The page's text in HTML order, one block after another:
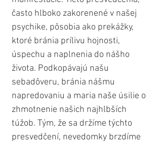
často hlboko zakorenené v našej
psychike, pôsobia ako prekážky,
ktoré bránia prílivu hojnosti,
úspechu a naplnenia do nášho
života. Podkopávajú našu
sebadôveru, bránia nášmu
napredovaniu a maria naše úsilie o
zhmotnenie našich najhlbších
túžob. Tým, že sa držíme týchto
presvedčení, nevedomky brzdíme